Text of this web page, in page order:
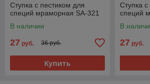
Ступка с пестиком для
специй мраморная SA-321
В наличии
27 руб. 36 руб.
Купить
Ступка
специй
В
27 руб.